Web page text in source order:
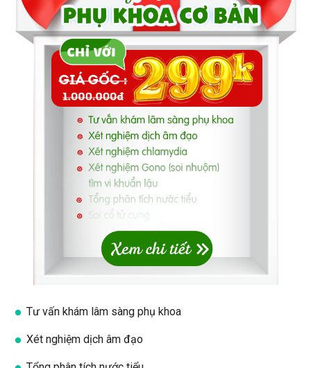
Tư vấn khám lâm sàng phụ khoa
Xét nghiệm dịch âm đạo